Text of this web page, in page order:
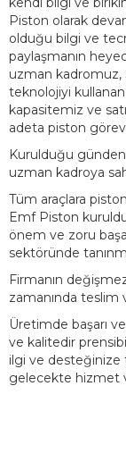
Piston olarak
olduğu bilgi ve
paylaşmanın
uzman kadromuz,
teknolojiyi
kapasitemiz ve
adeta piston
Kurulduğu
uzman kadroya
Tüm araçlara
Emf Piston
önem ve zoru
sektöründe
Firmanın
zamanında
Üretimde başarı
ve kalitedir
ilgi ve desteğinize
gelecekte hizmet